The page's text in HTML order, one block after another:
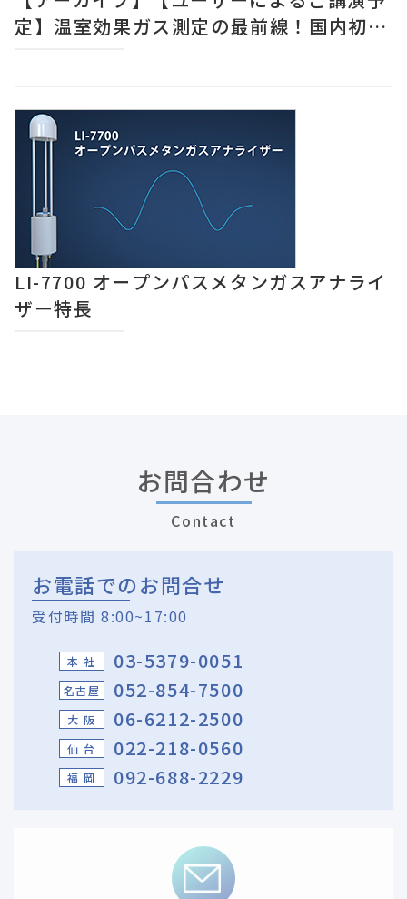
定】温室効果ガス測定の最前線！国内初最
LI-7700 オープンパスメタンガスアナライ
ザー特長
お問合わせ
Contact
お電話でのお問合せ
受付時間 8:00~17:00
本 社 03-5379-0051
名古屋 052-854-7500
大 阪 06-6212-2500
仙 台 022-218-0560
福 岡 092-688-2229